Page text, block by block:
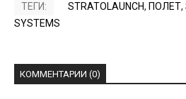
ТЕГИ: STRATOLAUNCH, ПОЛЕТ,
SYSTEMS
КОММЕНТАРИИ (0)